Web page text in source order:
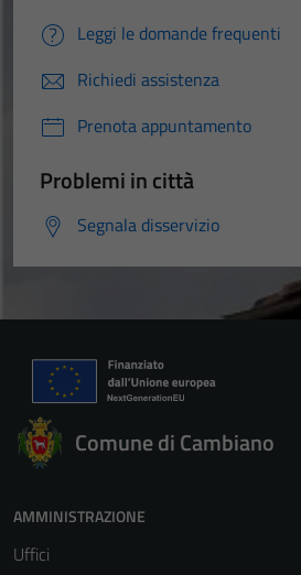
Leggi le domande frequenti
Richiedi assistenza
Prenota appuntamento
Problemi in città
Segnala disservizio
Comune di Cambiano
AMMINISTRAZIONE
Uffici